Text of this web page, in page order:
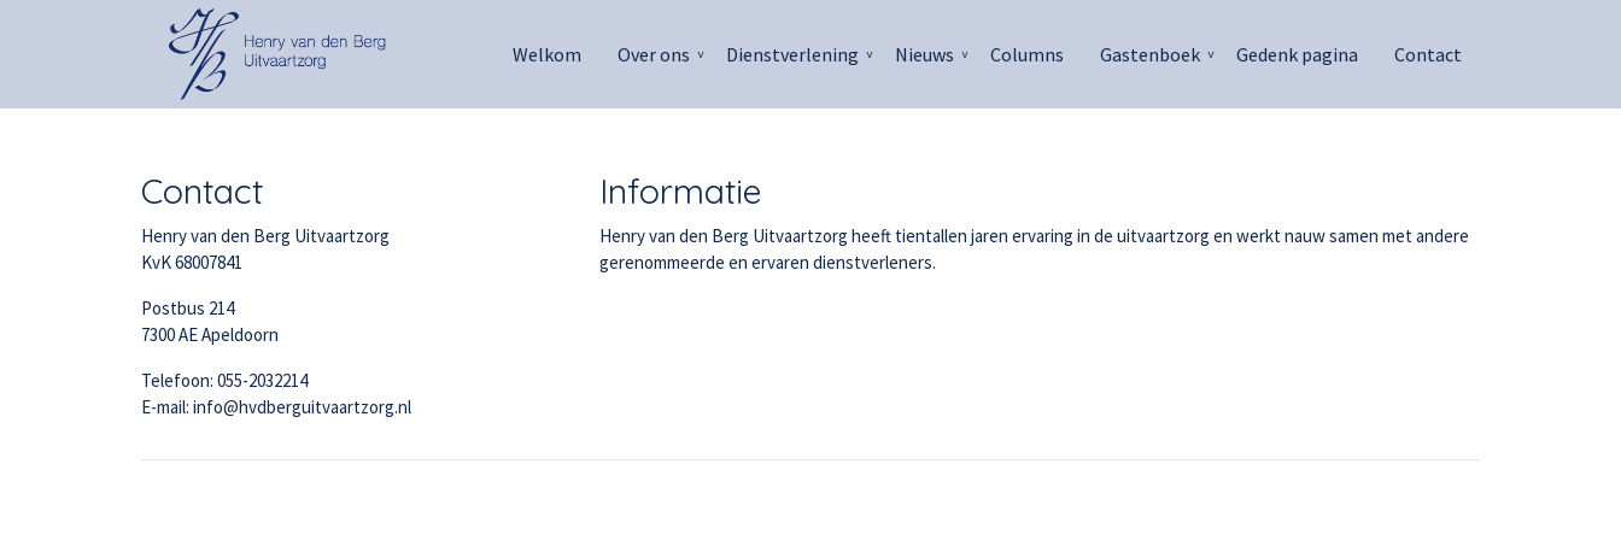
Welkom Over ons Dienstverlening Nieuws Columns Gastenboek Gedenk pagina Contact
Contact
Henry van den Berg Uitvaartzorg
KvK 68007841
Postbus 214
7300 AE Apeldoorn
Telefoon: 055-2032214
E-mail: info@hvdberguitvaartzorg.nl
Informatie
Henry van den Berg Uitvaartzorg heeft tientallen jaren ervaring in de uitvaartzorg en werkt nauw samen met andere
gerenommeerde en ervaren dienstverleners.